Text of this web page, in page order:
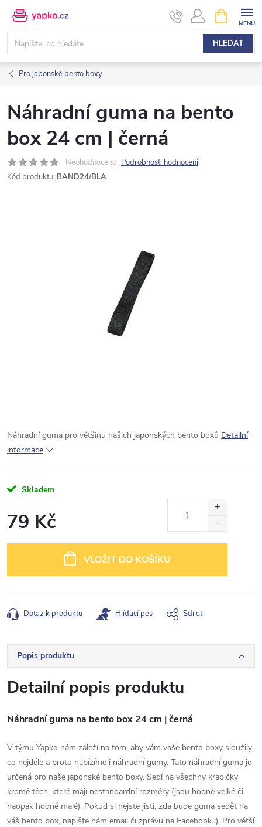
Přejít
obsah
HLEDAT
NÁKUPNÍ
KOŠÍK
Pro japonské bento boxy
Náhradní guma na bento
box 24 cm | černá
Neohodnoceno Podrobnosti hodnocení
Kód produktu: BAND24/BLA
Náhradní guma pro většinu našich japonských bento boxů Detailní
informace
Skladem
79 Kč
VLOŽIT DO KOŠÍKU
Dotaz k produktu Hlídací pes Sdílet
Popis produktu
Detailní popis produktu
Náhradní guma na bento box 24 cm | černá
V týmu Yapko nám záleží na tom, aby vám vaše bento boxy sloužily
co nejdéle a proto nabízíme i náhradní gumy. Tato náhradní guma je
určená pro naše japonské bento boxy. Sedí na všechny krabičky
kromě těch, které mají nestandardní rozměry (jsou hodně velké či
naopak hodně malé). Pokud si nejste jisti, zda bude guma sedět na
váš bento box, napište nám email či zprávu na Facebook :). Pro větší